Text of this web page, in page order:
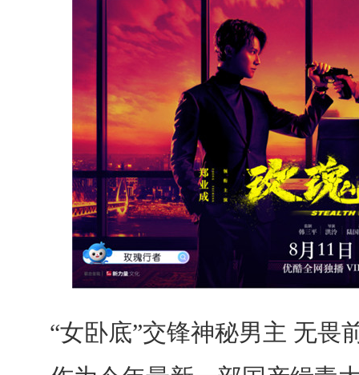
“女卧底”交锋神秘男主 无畏